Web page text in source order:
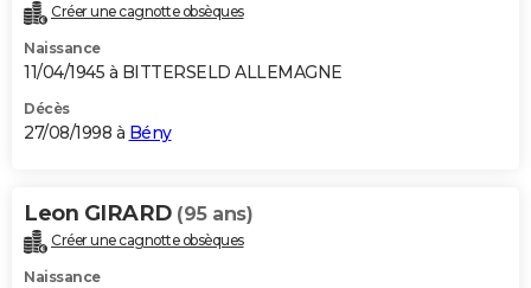
Créer une cagnotte obsèques
Naissance
11/04/1945 à BITTERSELD ALLEMAGNE
Décès
27/08/1998 à Bény
Leon GIRARD (95 ans)
Créer une cagnotte obsèques
Naissance